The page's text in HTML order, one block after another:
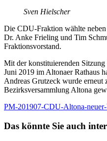
Sven Hielscher
Die CDU-Fraktion wählte
Dr. Anke Frieling und Tim
Fraktionsvorstand.
Mit der konstituierenden
Juni 2019 im Altonaer Rathaus
Andreas Grutzeck wurde erneut
Bezirksversammlung Altona
PM-201907-CDU-Altona-
Das könnte Sie auch